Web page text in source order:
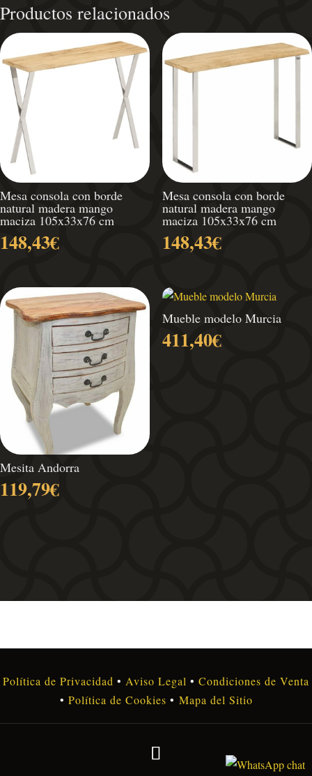
Productos relacionados
Mesa consola con borde
natural madera mango
maciza 105x33x76 cm
148,43€
Mesa consola con borde
natural madera mango
maciza 105x33x76 cm
148,43€
Mesita Andorra
119,79€
Mueble modelo Murcia
411,40€
Política de Privacidad • Aviso Legal • Condiciones de Venta
• Política de Cookies • Mapa del Sitio